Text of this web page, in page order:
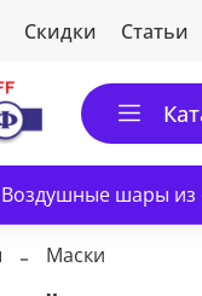
Скидки Статьи
Воздушные шары из
Маски